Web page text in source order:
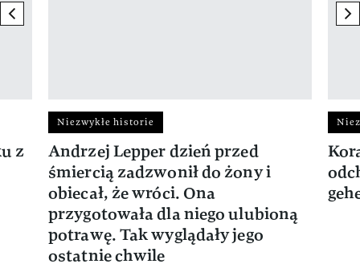
previous element
z
Niezwykłe historie
Andrzej Lepper dzień przed
śmiercią zadzwonił do żony i
obiecał, że wróci. Ona
przygotowała dla niego ulubioną
potrawę. Tak wyglądały jego
ostatnie chwile